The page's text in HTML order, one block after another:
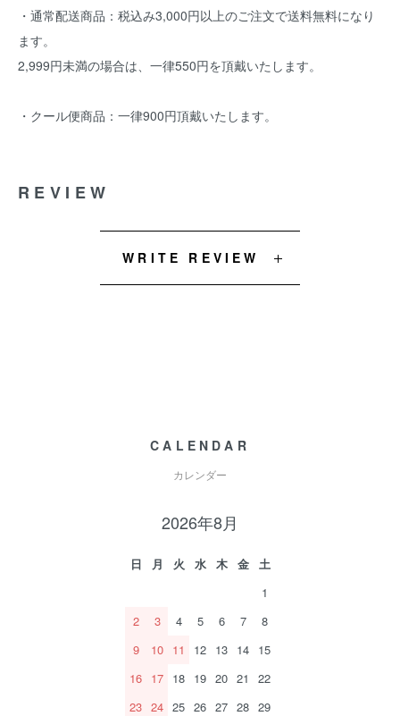
・通常配送商品：税込み3,000円以上のご注文で送料無料になり
ます。
2,999円未満の場合は、一律550円を頂戴いたします。
・クール便商品：一律900円頂戴いたします。
REVIEW
WRITE REVIEW
CALENDAR
カレンダー
2026年8月
日 月 火 水 木 金
土
1
2
3 4 5 6 7
8
9
10 11 12 13 14 15
16 17 18 19 20 21
22
23 24 25 26 27 28 29